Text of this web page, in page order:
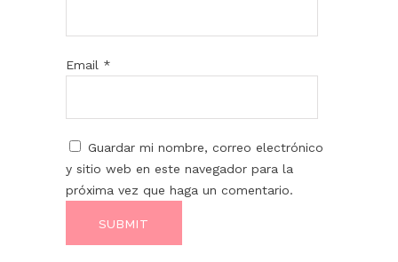
Email *
Guardar mi nombre, correo electrónico
y sitio web en este navegador para la
próxima vez que haga un comentario.